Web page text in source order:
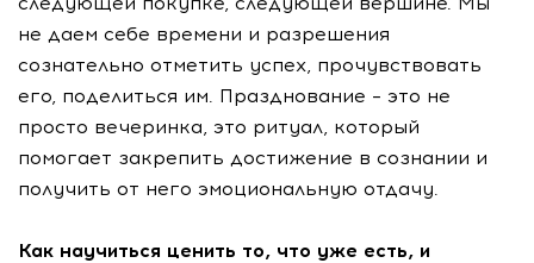
не даем себе времени и разрешения
сознательно отметить успех, прочувствовать
его, поделиться им. Празднование – это не
просто вечеринка, это ритуал, который
помогает закрепить достижение в сознании и
получить от него эмоциональную отдачу.
Как научиться ценить то, что уже есть, и